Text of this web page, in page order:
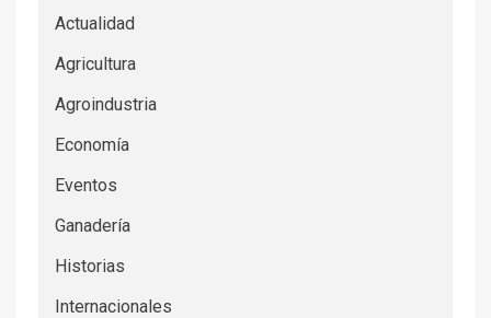
Actualidad
Agricultura
Agroindustria
Economía
Eventos
Ganadería
Historias
Internacionales